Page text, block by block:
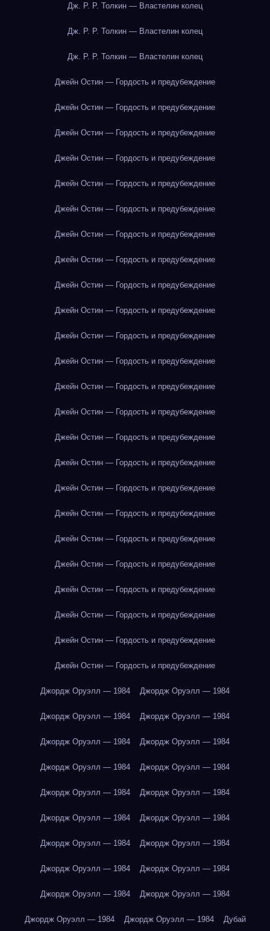
Дж. Р. Р. Толкин — Властелин колец
Дж. Р. Р. Толкин — Властелин колец
Дж. Р. Р. Толкин — Властелин колец
Джейн Остин — Гордость и предубеждение
Джейн Остин — Гордость и предубеждение
Джейн Остин — Гордость и предубеждение
Джейн Остин — Гордость и предубеждение
Джейн Остин — Гордость и предубеждение
Джейн Остин — Гордость и предубеждение
Джейн Остин — Гордость и предубеждение
Джейн Остин — Гордость и предубеждение
Джейн Остин — Гордость и предубеждение
Джейн Остин — Гордость и предубеждение
Джейн Остин — Гордость и предубеждение
Джейн Остин — Гордость и предубеждение
Джейн Остин — Гордость и предубеждение
Джейн Остин — Гордость и предубеждение
Джейн Остин — Гордость и предубеждение
Джейн Остин — Гордость и предубеждение
Джейн Остин — Гордость и предубеждение
Джейн Остин — Гордость и предубеждение
Джейн Остин — Гордость и предубеждение
Джейн Остин — Гордость и предубеждение
Джейн Остин — Гордость и предубеждение
Джейн Остин — Гордость и предубеждение
Джейн Остин — Гордость и предубеждение
Джейн Остин — Гордость и предубеждение
Джордж Оруэлл — 1984 Джордж Оруэлл — 1984
Джордж Оруэлл — 1984 Джордж Оруэлл — 1984
Джордж Оруэлл — 1984 Джордж Оруэлл — 1984
Джордж Оруэлл — 1984 Джордж Оруэлл — 1984
Джордж Оруэлл — 1984 Джордж Оруэлл — 1984
Джордж Оруэлл — 1984 Джордж Оруэлл — 1984
Джордж Оруэлл — 1984 Джордж Оруэлл — 1984
Джордж Оруэлл — 1984 Джордж Оруэлл — 1984
Джордж Оруэлл — 1984 Джордж Оруэлл — 1984
Джордж Оруэлл — 1984 Джордж Оруэлл — 1984 Дубай